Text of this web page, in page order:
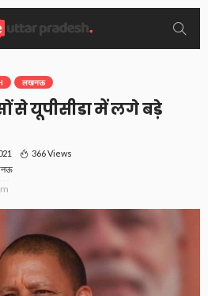
लखनऊ
से यूपीसीडा में लगे बड़े
366 Views